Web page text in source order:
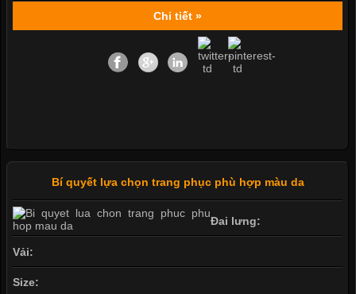
Chi tiết »
Bí quyết lựa chọn trang phục phù hợp màu da
Đai lưng:
Vải:
Size: